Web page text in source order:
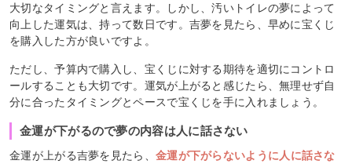
大切なタイミングと言えます。しかし、汚いトイレの夢によって
向上した運気は、持って数日です。吉夢を見たら、早めに宝くじ
を購入した方が良いですよ。
ただし、予算内で購入し、宝くじに対する期待を適切にコントロ
ールすることも大切です。運気が上がると感じたら、無理せず自
分に合ったタイミングとペースで宝くじを手に入れましょう。
金運が下がるので夢の内容は人に話さない
金運が上がる吉夢を見たら、 金運が下がらないように人に話さな